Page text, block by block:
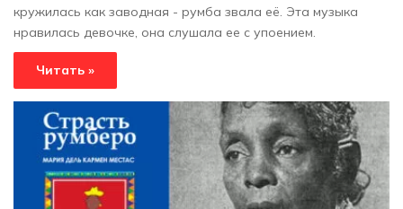
кружилась как заводная - румба звала её. Эта музыка
нравилась девочке, она слушала ее с упоением.
Читать »